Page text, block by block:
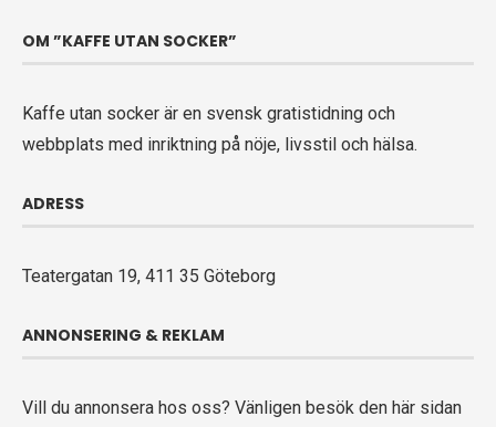
OM ”KAFFE UTAN SOCKER”
Kaffe utan socker är en svensk gratistidning och
webbplats med inriktning på nöje, livsstil och hälsa.
ADRESS
Teatergatan 19, 411 35 Göteborg
ANNONSERING & REKLAM
Vill du annonsera hos oss? Vänligen besök den här sidan